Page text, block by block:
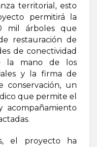
territorial, esto
permitirá la
mil árboles que
restauración de
de conectividad
la mano de los
y la firma de
conservación, un
que permite el
acompañamiento
el proyecto ha